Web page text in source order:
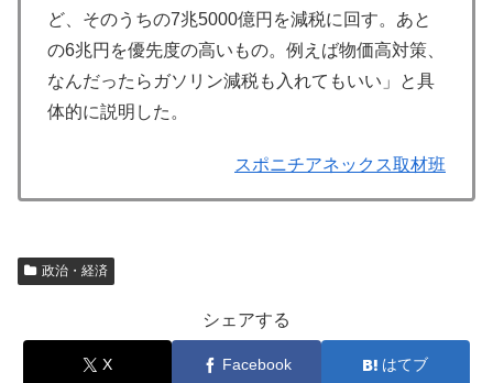
ど、そのうちの7兆5000億円を減税に回す。あと
の6兆円を優先度の高いもの。例えば物価高対策、
なんだったらガソリン減税も入れてもいい」と具
体的に説明した。
スポニチアネックス取材班
政治・経済
シェアする
X Facebook はてブ